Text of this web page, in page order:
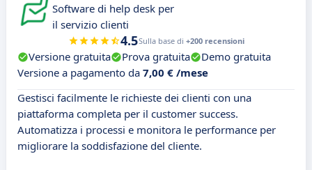
Software di help desk per
il servizio clienti
4.5Sulla base di +200 recensioni
Versione gratuita Prova gratuita
Demo gratuita
Versione a pagamento da 7,00 € /mese
Gestisci facilmente le richieste dei clienti con una
piattaforma completa per il customer success.
Automatizza i processi e monitora le performance per
migliorare la soddisfazione del cliente.